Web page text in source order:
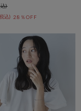
28％OFF